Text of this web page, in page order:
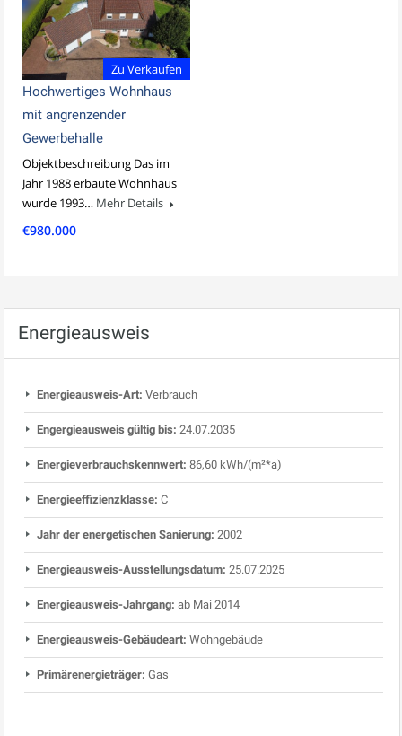
Zu Verkaufen
Hochwertiges Wohnhaus
mit angrenzender
Gewerbehalle
Objektbeschreibung Das im
Jahr 1988 erbaute Wohnhaus
wurde 1993… Mehr Details
€980.000
Energieausweis
Energieausweis-Art: Verbrauch
Engergieausweis gültig bis: 24.07.2035
Energieverbrauchskennwert: 86,60 kWh/(m²*a)
Energieeffizienzklasse: C
Jahr der energetischen Sanierung: 2002
Energieausweis-Ausstellungsdatum: 25.07.2025
Energieausweis-Jahrgang: ab Mai 2014
Energieausweis-Gebäudeart: Wohngebäude
Primärenergieträger: Gas